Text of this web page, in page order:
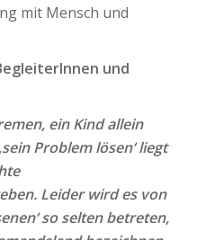
mit Mensch und
und
ein Kind allein
Problem lösen‘ liegt
Leider wird es von
so selten betreten,